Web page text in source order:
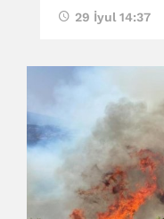
29 İyul 14:37